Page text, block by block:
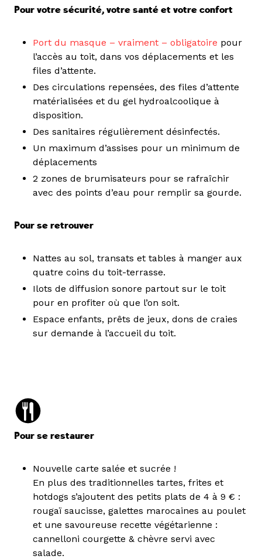
Pour votre sécurité, votre santé et votre confort
Port du masque – vraiment – obligatoire pour
l’accès au toit, dans vos déplacements et les
files d’attente.
Des circulations repensées, des files d’attente
matérialisées et du gel hydroalcoolique à
disposition.
Des sanitaires régulièrement désinfectés.
Un maximum d’assises pour un minimum de
déplacements
2 zones de brumisateurs pour se rafraîchir
avec des points d’eau pour remplir sa gourde.
Pour se retrouver
Nattes au sol, transats et tables à manger aux
quatre coins du toit-terrasse.
Ilots de diffusion sonore partout sur le toit
pour en profiter où que l’on soit.
Espace enfants, prêts de jeux, dons de craies
sur demande à l’accueil du toit.
Pour se restaurer
Nouvelle carte salée et sucrée !
En plus des traditionnelles tartes, frites et
hotdogs s’ajoutent des petits plats de 4 à 9 € :
rougaï saucisse, galettes marocaines au poulet
et une savoureuse recette végétarienne :
cannelloni courgette & chèvre servi avec
salade.